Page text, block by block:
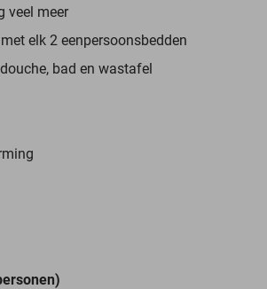
veel meer
elk 2 eenpersoonsbedden
bad en wastafel